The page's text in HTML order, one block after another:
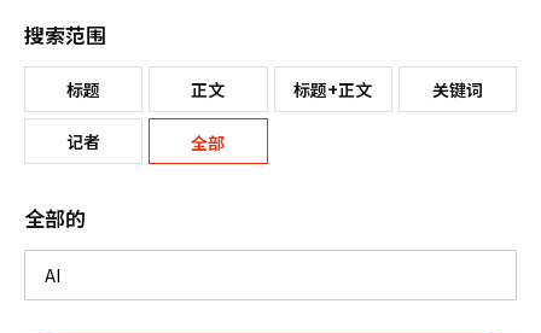
搜索范围
标题 正文 标题+正文 关键词
记者 全部
全部的